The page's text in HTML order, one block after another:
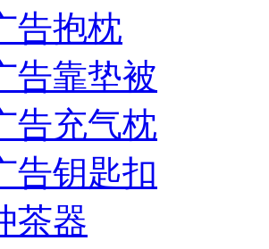
告抱枕
告靠垫被
告充气枕
告钥匙扣
茶器